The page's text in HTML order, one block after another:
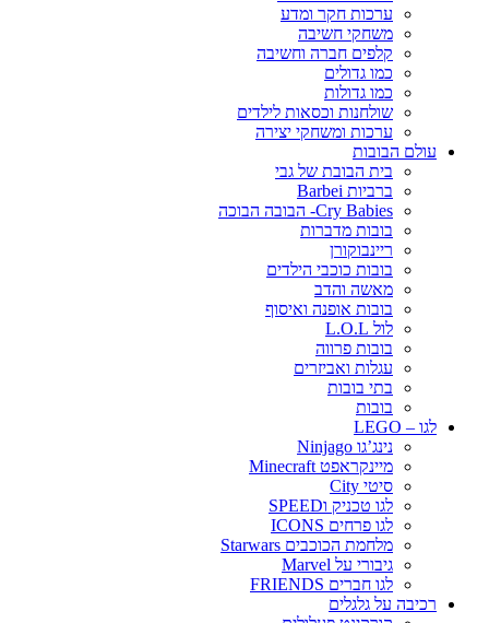
ערכות חקר ומדע
משחקי חשיבה
קלפים חברה וחשיבה
כמו גדולים
כמו גדולות
שולחנות וכסאות לילדים
ערכות ומשחקי יצירה
עולם הבובות
בית הבובת של גבי
ברביות Barbei
Cry Babies- הבובה הבוכה
בובות מדברות
ריינבוקורן
בובות כוכבי הילדים
מאשה והדב
בובות אופנה ואיסוף
לול L.O.L
בובות פרווה
עגלות ואביזרים
בתי בובות
בובות
לגו – LEGO
נינג’גו Ninjago
מיינקראפט Minecraft
סיטי City
לגו טכניק וSPEED
לגו פרחים ICONS
מלחמת הכוכבים Starwars
גיבורי על Marvel
לגו חברים FRIENDS
רכיבה על גלגלים